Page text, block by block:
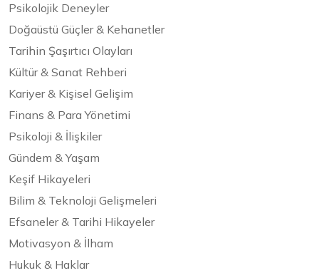
Psikolojik Deneyler
Doğaüstü Güçler & Kehanetler
Tarihin Şaşırtıcı Olayları
Kültür & Sanat Rehberi
Kariyer & Kişisel Gelişim
Finans & Para Yönetimi
Psikoloji & İlişkiler
Gündem & Yaşam
Keşif Hikayeleri
Bilim & Teknoloji Gelişmeleri
Efsaneler & Tarihi Hikayeler
Motivasyon & İlham
Hukuk & Haklar